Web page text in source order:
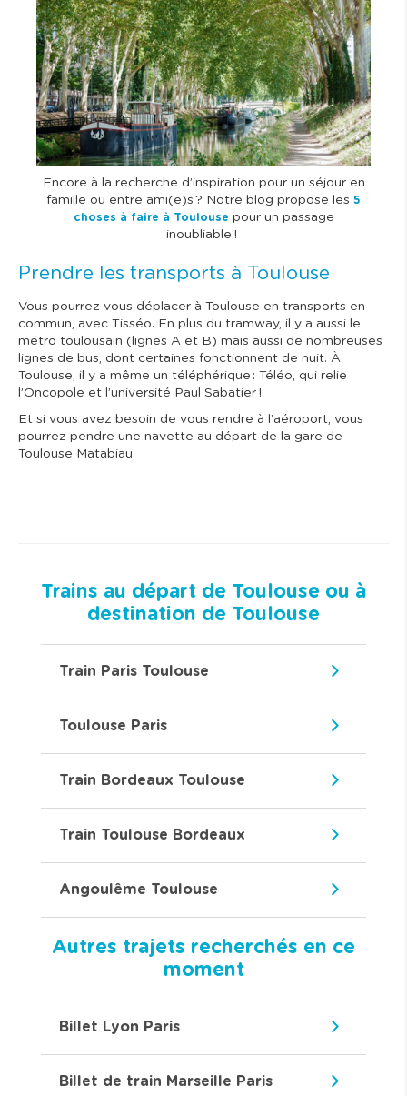
e
Encore à la recherche d’inspiration pour un séjour en
famille ou entre ami(e)s ? Notre blog propose les 5
choses à faire à Toulouse pour un passage
inoubliable !
Prendre les transports à Toulouse
Vous pourrez vous déplacer à Toulouse en transports en
commun, avec Tisséo. En plus du tramway, il y a aussi le
métro toulousain (lignes A et B) mais aussi de nombreuses
lignes de bus, dont certaines fonctionnent de nuit. À
Toulouse, il y a même un téléphérique : Téléo, qui relie
l’Oncopole et l’université Paul Sabatier !
Et si vous avez besoin de vous rendre à l’aéroport, vous
pourrez pendre une navette au départ de la gare de
Toulouse Matabiau.
Trains au départ de Toulouse ou à
destination de Toulouse
Train Paris Toulouse
Toulouse Paris
Train Bordeaux Toulouse
Train Toulouse Bordeaux
Angoulême Toulouse
Autres trajets recherchés en ce
moment
Billet Lyon Paris
Billet de train Marseille Paris